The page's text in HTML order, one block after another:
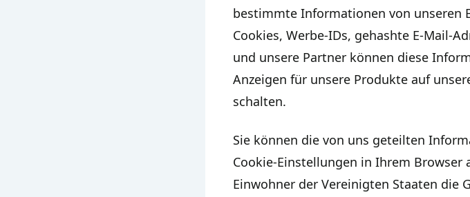
bestimmte Informationen von unseren
Cookies, Werbe-IDs, gehashte E-Mail-
und unsere Partner können diese
Anzeigen für unsere Produkte auf
schalten.
Sie können die von uns geteilten
Cookie-Einstellungen in Ihrem Browser
Einwohner der Vereinigten Staaten die